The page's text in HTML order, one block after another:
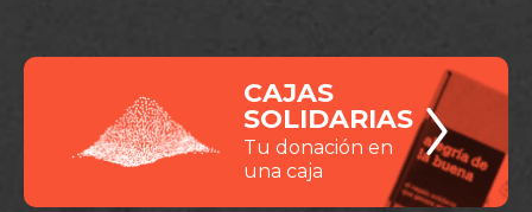
CAJAS
SOLIDARIAS
Tu donación en
una caja